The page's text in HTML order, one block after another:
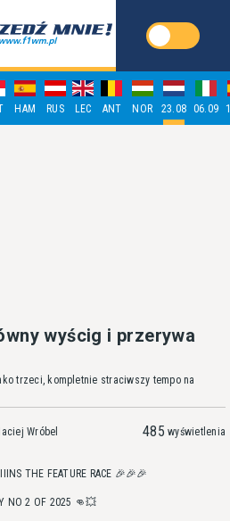
HAM RUS LEC ANT NOR 23.08 06.09
wyścig i przerywa
trzeci, kompletnie straciwszy tempo na
Wróbel 485 wyświetlenia
THE FEATURE RACE 🎉🎉🎉
NO 2 OF 2025 👊💥